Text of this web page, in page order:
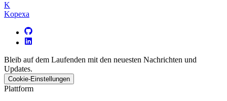
K
Kopexa
Bleib auf dem Laufenden mit den neuesten Nachrichten und
Updates.
Cookie-Einstellungen
Plattform